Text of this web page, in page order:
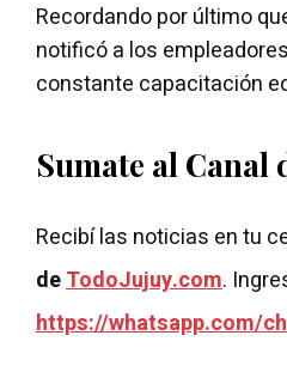
Recordando por último
notificó a los
constante capacitación
Sumate al Canal
Recibí las noticias en tu
deTodoJujuy.com.
https://whatsapp.com/